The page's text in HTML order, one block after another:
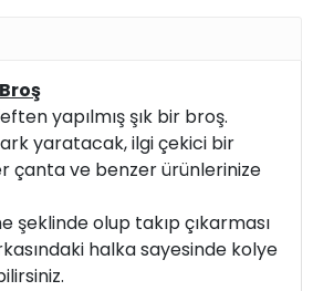
yapılmış şık bir broş.
yaratacak, ilgi çekici bir
çanta ve benzer ürünlerinize
şeklinde olup takıp çıkarması
halka sayesinde kolye